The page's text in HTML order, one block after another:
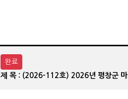
완료
제 목 : (2026-112호) 2026년 평창군 마